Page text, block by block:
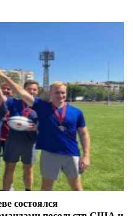
состоялся